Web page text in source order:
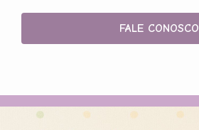
FALE CONOSCO